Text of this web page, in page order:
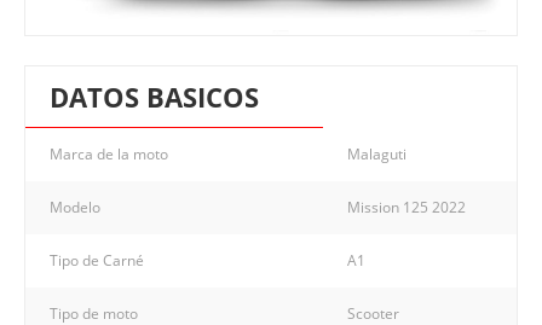
DATOS BASICOS
Marca de la moto Malaguti
Modelo Mission 125 2022
Tipo de Carné A1
Tipo de moto Scooter